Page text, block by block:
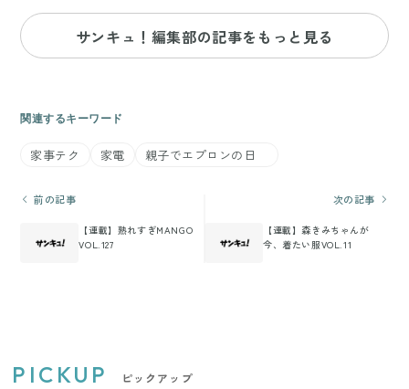
サンキュ！編集部の記事をもっと見る
関連するキーワード
家事テク 家電 親子でエプロンの日
前の記事
【連載】熟れすぎMANGO
VOL.127
次の記事
【連載】森きみちゃんが
今、着たい服VOL.11
PICKUP ピックアップ